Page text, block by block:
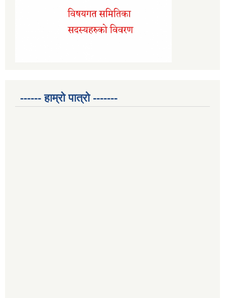
------ हाम्रो पात्रो -------